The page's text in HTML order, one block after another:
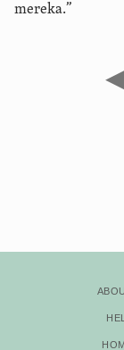
mereka.”